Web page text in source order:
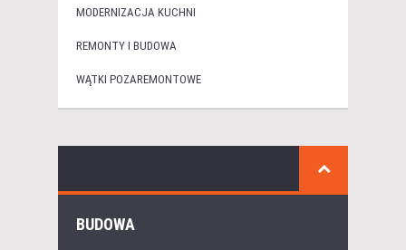
MODERNIZACJA KUCHNI
REMONTY I BUDOWA
WĄTKI POZAREMONTOWE
BUDOWA